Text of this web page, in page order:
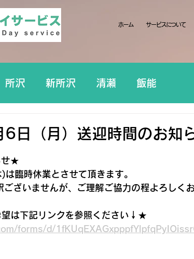
ホーム サービスについて
所沢 新所沢 清瀬 飯能
6日（月）送迎時間のお知
せ★
臨時休業とさせて頂きます。
ざいませんが、ご理解ご協力の程よろしく
は下記リンクを参照ください↓★
forms/d/